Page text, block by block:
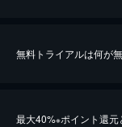
無料トライアルは何が
最大40%※ポイント還元